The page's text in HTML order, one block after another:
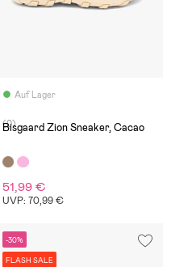
Auf Lager
(0)
Bisgaard Zion Sneaker, Cacao
51,99 €
UVP: 70,99 €
-30%
FLASH SALE